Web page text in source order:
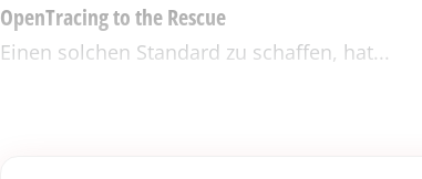
OpenTracing to the Rescue
Einen solchen Standard zu schaffen, hat...